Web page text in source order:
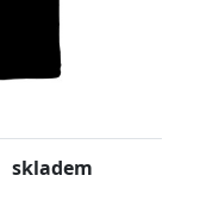
skladem